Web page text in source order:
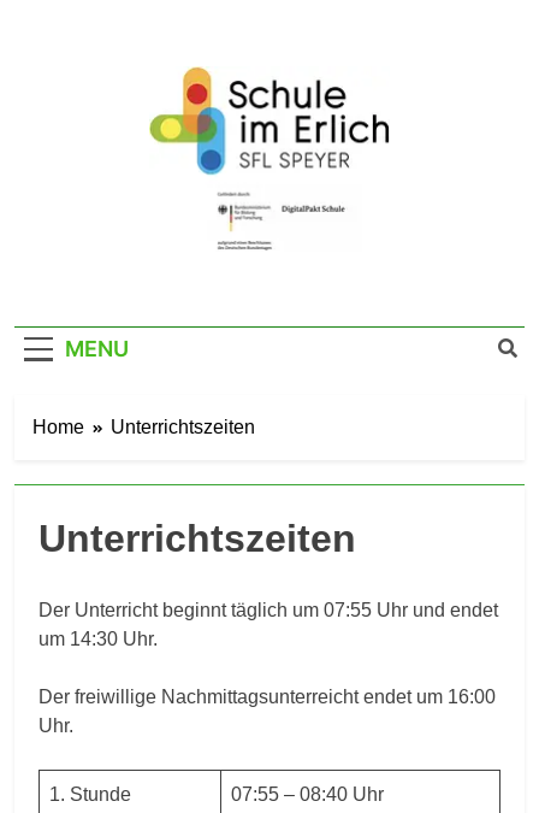
Erlich Speyer
MENU
Home Unterrichtszeiten
Unterrichtszeiten
Der Unterricht beginnt täglich um 07:55 Uhr und endet
um 14:30 Uhr.
Der freiwillige Nachmittagsunterreicht endet um 16:00
Uhr.
1. Stunde 07:55 – 08:40 Uhr